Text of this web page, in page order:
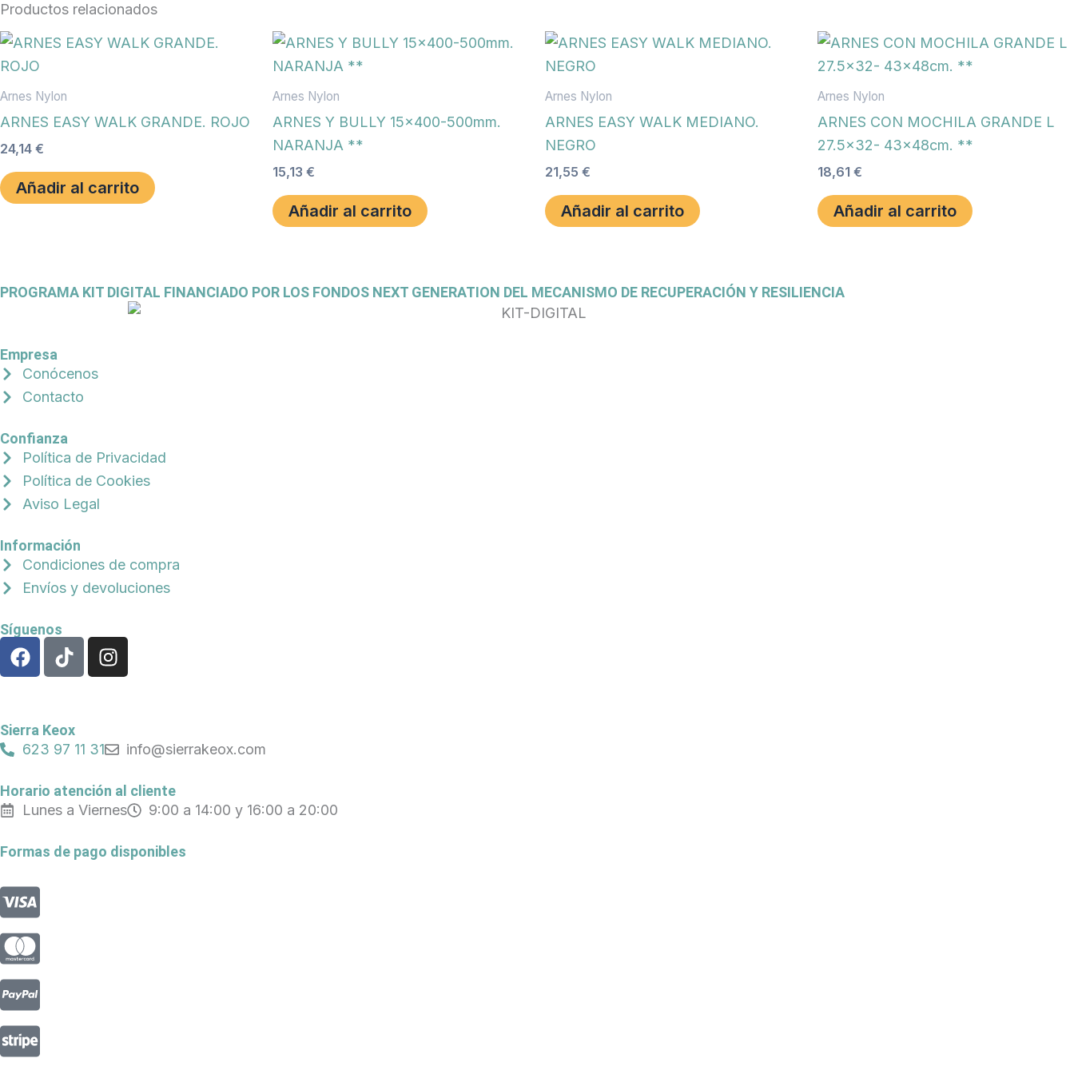
Productos relacionados
Arnes Nylon
ARNES EASY WALK GRANDE. ROJO
24,14 €
Añadir al carrito
Arnes Nylon
ARNES Y BULLY 15×400-500mm.
NARANJA **
15,13 €
Añadir al carrito
Arnes Nylon
ARNES EASY WALK MEDIANO.
NEGRO
21,55 €
Añadir al carrito
Arnes Nylon
ARNES CON MOCHILA GRANDE L
27.5×32- 43x48cm. **
18,61 €
Añadir al carrito
PROGRAMA KIT DIGITAL FINANCIADO POR LOS FONDOS NEXT GENERATION DEL MECANISMO DE RECUPERACIÓN Y RESILIENCIA
Empresa
Conócenos
Contacto
Confianza
Política de Privacidad
Política de Cookies
Aviso Legal
Información
Condiciones de compra
Envíos y devoluciones
Síguenos
F
a
b
o
k
T
i
o
k
I
n
g
a
m
Sierra Keox
623 97 11 31
info@sierrakeox.com
Horario atención al cliente
Lunes a Viernes
9:00 a 14:00 y 16:00 a 20:00
Formas de pago disponibles